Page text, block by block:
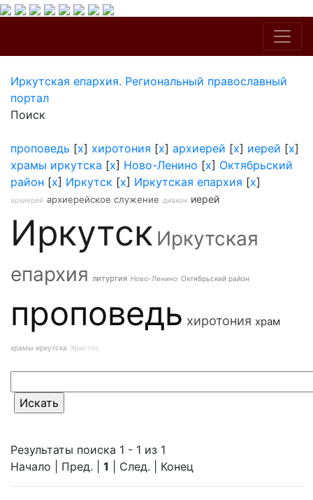
Иркутская епархия. Региональный православный
портал
Поиск
проповедь [x] хиротония [x] архиерей [x] иерей [x]
храмы иркутска [x] Ново-Ленино [x] Октябрьский
район [x] Иркутск [x] Иркутская епархия [x]
архиерей архиерейское служение диакон иерей
Иркутск Иркутская
епархия литургия Ново-Ленино Октябрьский район
проповедь хиротония храм
храмы иркутска Христос
Результаты поиска 1 - 1 из 1
Начало | Пред. | 1 | След. | Конец